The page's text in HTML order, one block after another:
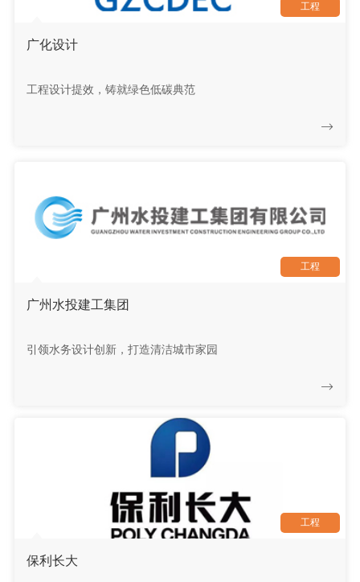
工程
广化设计
工程设计提效，铸就绿色低碳典范
工程
广州水投建工集团
引领水务设计创新，打造清洁城市家园
工程
保利长大